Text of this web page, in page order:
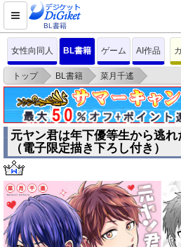
BL書籍
女性向同人 BL書籍 ゲーム AI作品
トップ > BL書籍 > 菜月千遙
>
元ヤン君は年下優等生から逃れたい！【単
き）
元ヤン君は年下優等生から逃れ
（電子限定描き下ろし付き）